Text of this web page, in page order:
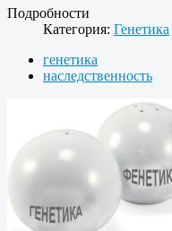
Подробности
Категория: Генетика
генетика
наследственность